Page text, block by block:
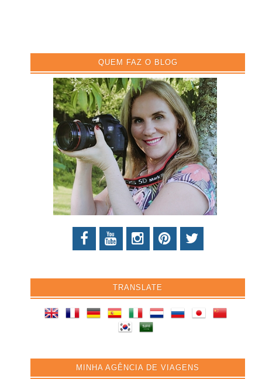
QUEM FAZ O BLOG
TRANSLATE
MINHA AGÊNCIA DE VIAGENS